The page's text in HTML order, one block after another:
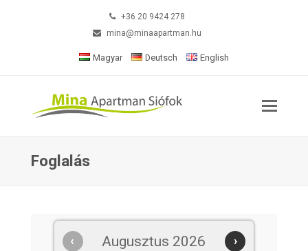
+36 20 9424 278
mina@minaapartman.hu
Magyar Deutsch English
Foglalás
‹ ›
Augusztus 2026